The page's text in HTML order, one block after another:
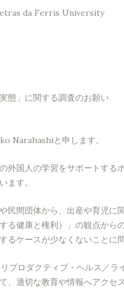
da Ferris University
態」に関する調査のお願い
Narahashiと申します。
国人の学習をサポートする
ます。
間団体から、出産や育児に
る健康と権利）」の観点から
ケースが少なくないことに
プロダクティブ・ヘルス／
適切な教育や情報へアクセ